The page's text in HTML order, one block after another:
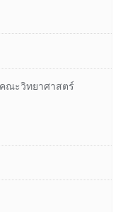
ณะวิทยาศาสตร์